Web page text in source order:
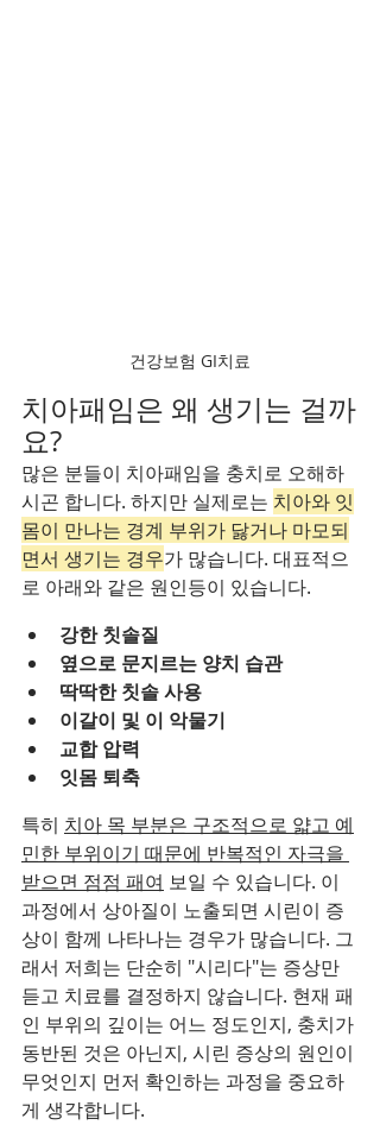
건강보험 GI치료
치아패임은 왜 생기는 걸까
요?
많은 분들이 치아패임을 충치로 오해하
시곤 합니다. 하지만 실제로는 치아와 잇
몸이 만나는 경계 부위가 닳거나 마모되
면서 생기는 경우가 많습니다. 대표적으
로 아래와 같은 원인등이 있습니다.
강한 칫솔질
옆으로 문지르는 양치 습관
딱딱한 칫솔 사용
이갈이 및 이 악물기
교합 압력
잇몸 퇴축
특히 치아 목 부분은 구조적으로 얇고 예
민한 부위이기 때문에 반복적인 자극을
받으면 점점 패여 보일 수 있습니다. 이
과정에서 상아질이 노출되면 시린이 증
상이 함께 나타나는 경우가 많습니다. 그
래서 저희는 단순히 "시리다"는 증상만
듣고 치료를 결정하지 않습니다. 현재 패
인 부위의 깊이는 어느 정도인지, 충치가
동반된 것은 아닌지, 시린 증상의 원인이
무엇인지 먼저 확인하는 과정을 중요하
게 생각합니다.